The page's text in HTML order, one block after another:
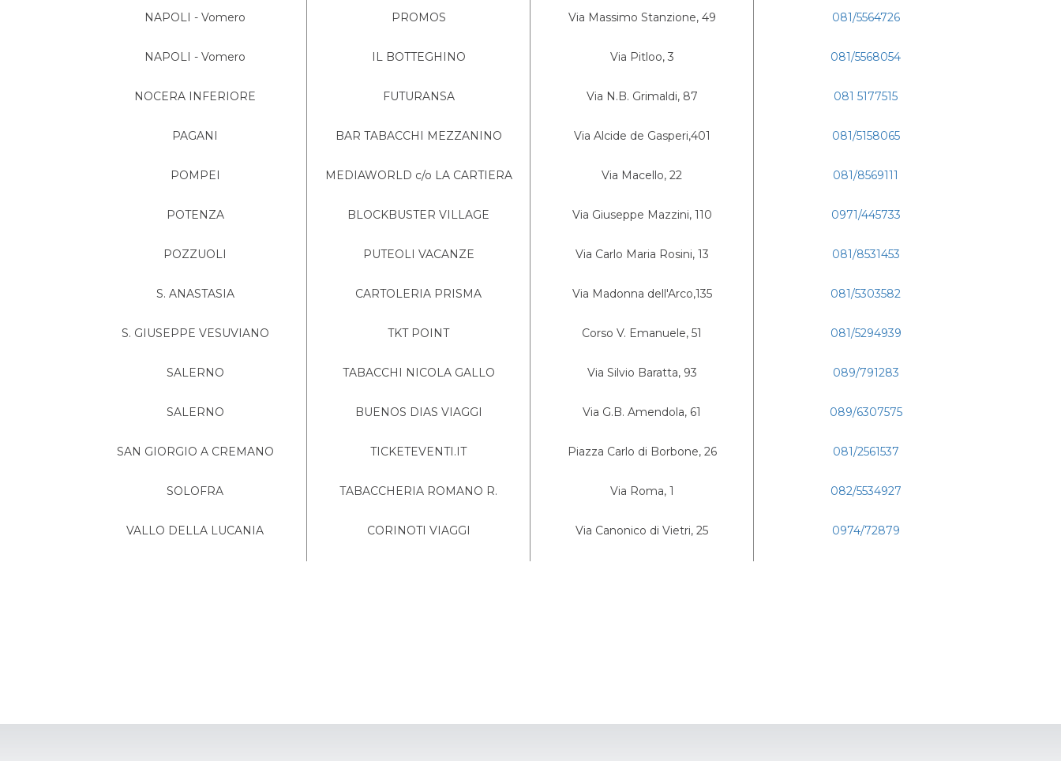
NAPOLI - Vomero PROMOS Via Massimo Stanzione, 49 081/5564726
NAPOLI - Vomero IL BOTTEGHINO Via Pitloo, 3 081/5568054
NOCERA INFERIORE FUTURANSA Via N.B. Grimaldi, 87 081 5177515
PAGANI BAR TABACCHI MEZZANINO Via Alcide de Gasperi,401 081/5158065
POMPEI MEDIAWORLD c/o LA CARTIERA Via Macello, 22 081/8569111
POTENZA BLOCKBUSTER VILLAGE Via Giuseppe Mazzini, 110 0971/445733
POZZUOLI PUTEOLI VACANZE Via Carlo Maria Rosini, 13 081/8531453
S. ANASTASIA CARTOLERIA PRISMA Via Madonna dell'Arco,135 081/5303582
S. GIUSEPPE VESUVIANO TKT POINT Corso V. Emanuele, 51 081/5294939
SALERNO TABACCHI NICOLA GALLO Via Silvio Baratta, 93 089/791283
SALERNO BUENOS DIAS VIAGGI Via G.B. Amendola, 61 089/6307575
SAN GIORGIO A CREMANO TICKETEVENTI.IT Piazza Carlo di Borbone, 26 081/2561537
SOLOFRA TABACCHERIA ROMANO R. Via Roma, 1 082/5534927
VALLO DELLA LUCANIA CORINOTI VIAGGI Via Canonico di Vietri, 25 0974/72879